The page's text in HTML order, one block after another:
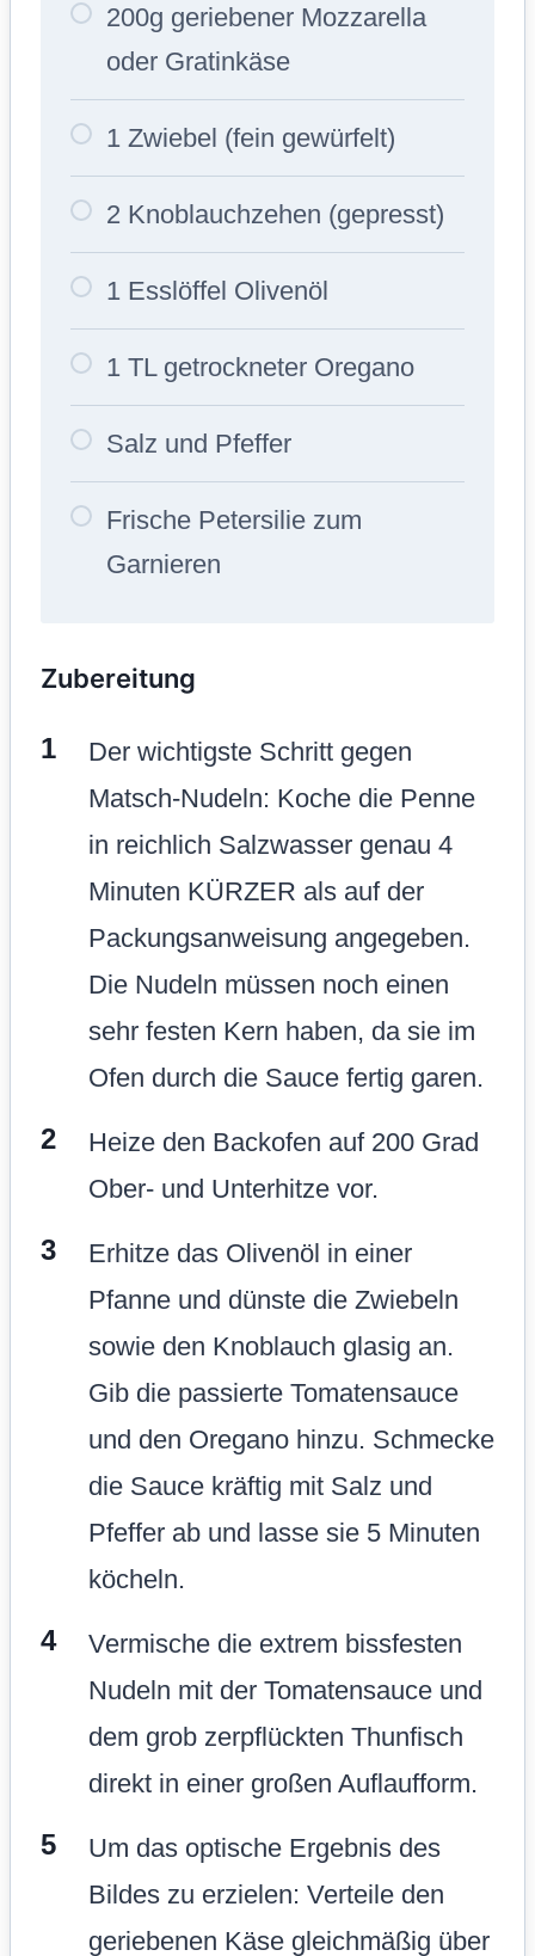
200g geriebener Mozzarella
oder Gratinkäse
1 Zwiebel (fein gewürfelt)
2 Knoblauchzehen (gepresst)
1 Esslöffel Olivenöl
1 TL getrockneter Oregano
Salz und Pfeffer
Frische Petersilie zum
Garnieren
Zubereitung
Der wichtigste Schritt gegen
Matsch-Nudeln: Koche die Penne
in reichlich Salzwasser genau 4
Minuten KÜRZER als auf der
Packungsanweisung angegeben.
Die Nudeln müssen noch einen
sehr festen Kern haben, da sie im
Ofen durch die Sauce fertig garen.
Heize den Backofen auf 200 Grad
Ober- und Unterhitze vor.
Erhitze das Olivenöl in einer
Pfanne und dünste die Zwiebeln
sowie den Knoblauch glasig an.
Gib die passierte Tomatensauce
und den Oregano hinzu. Schmecke
die Sauce kräftig mit Salz und
Pfeffer ab und lasse sie 5 Minuten
köcheln.
Vermische die extrem bissfesten
Nudeln mit der Tomatensauce und
dem grob zerpflückten Thunfisch
direkt in einer großen Auflaufform.
Um das optische Ergebnis des
Bildes zu erzielen: Verteile den
geriebenen Käse gleichmäßig über